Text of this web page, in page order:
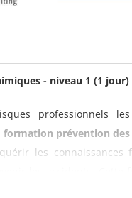
- niveau 1 (1 jour)
professionnels
formation prévention
les connaissances
obligations de